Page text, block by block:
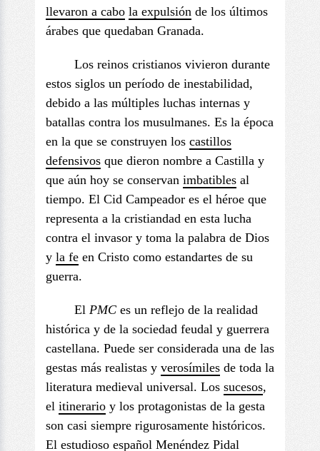
llevaron a cabo la expulsión de los últimos
árabes que quedaban Granada.
Los reinos cristianos vivieron durante
estos siglos un período de inestabilidad,
debido a las múltiples luchas internas y
batallas contra los musulmanes. Es la época
en la que se construyen los castillos
defensivos que dieron nombre a Castilla y
que aún hoy se conservan imbatibles al
tiempo. El Cid Campeador es el héroe que
representa a la cristiandad en esta lucha
contra el invasor y toma la palabra de Dios
y la fe en Cristo como estandartes de su
guerra.
El PMC es un reflejo de la realidad
histórica y de la sociedad feudal y guerrera
castellana. Puede ser considerada una de las
gestas más realistas y verosímiles de toda la
literatura medieval universal. Los sucesos,
el itinerario y los protagonistas de la gesta
son casi siempre rigurosamente históricos.
El estudioso español Menéndez Pidal